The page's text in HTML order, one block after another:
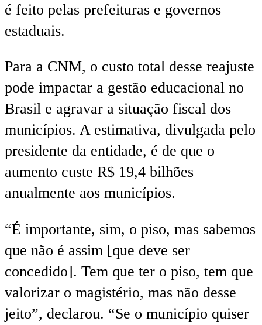
é feito pelas prefeituras e governos
estaduais.
Para a CNM, o custo total desse reajuste
pode impactar a gestão educacional no
Brasil e agravar a situação fiscal dos
municípios. A estimativa, divulgada pelo
presidente da entidade, é de que o
aumento custe R$ 19,4 bilhões
anualmente aos municípios.
“É importante, sim, o piso, mas sabemos
que não é assim [que deve ser
concedido]. Tem que ter o piso, tem que
valorizar o magistério, mas não desse
jeito”, declarou. “Se o município quiser